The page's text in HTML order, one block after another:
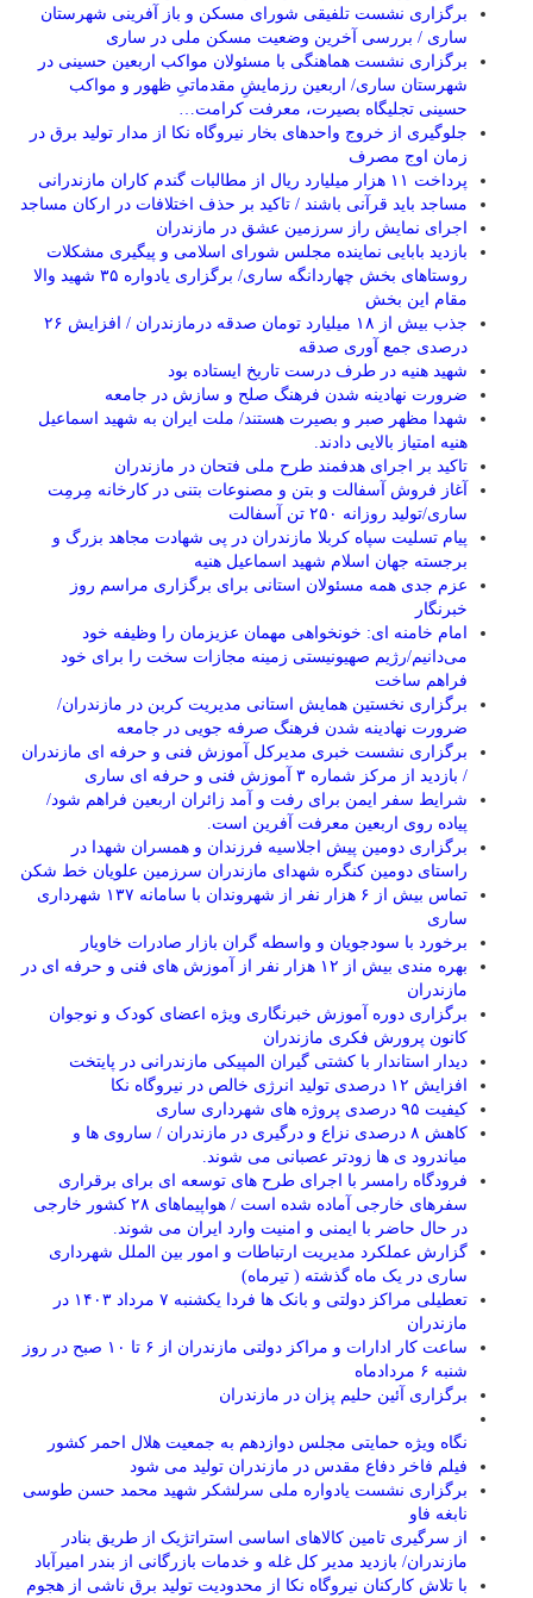
برگزاری ‌نشست تلفیقی شورای مسکن و باز آفرینی شهرستان
ساری / بررسی آخرین وضعیت مسکن ملی در ساری
برگزاری نشست هماهنگی با مسئولان مواکب اربعین حسینی در
شهرستان ساری/ اربعین رزمایشِ مقدماتیِ ظهور و مواکب
حسینی تجلیگاه بصیرت، معرفت کرامت…
جلوگیری از خروج واحدهای بخار نیروگاه نکا از مدار تولید برق در
زمان اوج مصرف
پرداخت ۱۱ هزار میلیارد ریال از مطالبات گندم کاران مازندرانی
مساجد باید قرآنی باشند / تاکید بر حذف اختلافات در ارکان مساجد
اجرای نمایش راز سرزمین عشق در مازندران
بازدید بابایی نماینده مجلس شورای اسلامی و پیگیری مشکلات
روستاهای بخش چهاردانگه ساری/ برگزاری یادواره ۳۵ شهید والا
مقام این بخش
جذب بیش از ۱۸ میلیارد تومان صدقه درمازندران / افزایش ۲۶
درصدی جمع آوری صدقه
شهید هنیه در طرف درست تاریخ ایستاده بود
ضرورت نهادینه شدن فرهنگ صلح و سازش در جامعه
شهدا مظهر صبر و بصیرت هستند/ ملت ایران به شهید اسماعیل
هنیه امتیاز بالایی دادند.
تاکید بر اجرای هدفمند طرح ملی فتحان در مازندران
آغاز فروش آسفالت و بتن و مصنوعات بتنی در کارخانه مِرمِت
ساری/تولید روزانه ۲۵۰ تن آسفالت
پیام تسلیت سپاه کربلا مازندران در پی شهادت مجاهد بزرگ و
برجسته جهان اسلام شهید اسماعیل هنیه
عزم جدی همه مسئولان استانی برای برگزاری مراسم روز
خبرنگار
امام خامنه ای: خونخواهی مهمان عزیزمان را وظیفه خود
می‌دانیم/رژیم صهیونیستی زمینه مجازات سخت را برای خود
فراهم ساخت
برگزاری نخستین همایش استانی مدیریت کربن در مازندران/
ضرورت نهادینه شدن فرهنگ صرفه جویی در جامعه
برگزاری نشست خبری مدیرکل آموزش فنی و حرفه ای مازندران
/ بازدید از مرکز شماره ۳ آموزش فنی و حرفه ای ساری
شرایط سفر ایمن برای رفت و آمد زائران اربعین فراهم شود/
پیاده روی اربعین معرفت آفرین است.
برگزاری دومین پیش اجلاسیه فرزندان و همسران شهدا در
راستای دومین کنگره شهدای مازندران سرزمین علویان خط شکن
تماس بیش از ۶ هزار نفر از شهروندان با سامانه ۱۳۷ شهرداری
ساری
برخورد با سودجویان و واسطه گران بازار صادرات خاویار
بهره مندی بیش از ۱۲ هزار نفر از آموزش های فنی و حرفه ای در
مازندران
برگزاری دوره آموزش خبرنگاری ویژه اعضای کودک و نوجوان
کانون پرورش فکری مازندران
دیدار استاندار با کشتی گیران المپیکی مازندرانی در پایتخت
افزایش ۱۲ درصدی تولید انرژی خالص در نیروگاه نکا
کیفیت ۹۵ درصدی پروژه های شهرداری ساری
کاهش ۸ درصدی نزاع و درگیری در مازندران / ساروی ها و
میاندرود ی ها زودتر عصبانی می شوند.
فرودگاه رامسر با اجرای طرح های توسعه ای برای برقراری
سفرهای خارجی آماده شده است / هواپیماهای ۲۸ کشور خارجی
در حال حاضر با ایمنی و امنیت وارد ایران می شوند.
گزارش عملکرد مدیریت ارتباطات و امور بین الملل شهرداری
ساری در یک ماه گذشته ( تیرماه)
تعطیلی مراکز دولتی و بانک ها فردا یکشنبه ۷ مرداد ۱۴۰۳ در
مازندران
ساعت کار ادارات و مراکز دولتی مازندران از ۶ تا ۱۰ صبح در روز
شنبه ۶ مردادماه
برگزاری آئین حلیم پزان در مازندران
نگاه ویژه حمایتی مجلس دوازدهم به جمعیت هلال احمر کشور
فیلم فاخر دفاع مقدس در مازندران تولید می شود
برگزاری نشست یادواره ملی سرلشکر شهید محمد حسن طوسی
نابغه فاو
از سرگیری تامین کالاهای اساسی استراتژیک از طریق بنادر
مازندران/ بازدید مدیر کل غله و خدمات بازرگانی از بندر امیرآباد
با تلاش کارکنان نیروگاه نکا از محدودیت تولید برق ناشی از هجوم